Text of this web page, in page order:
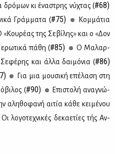
δρό­μων κι ένα­στρης νύ­χτας (#68)
Γράμ­μα­τα (#75)
Κομ­μά­τια
«Κου­ρέ­ας της Σε­βί­λης» και ο «Δον
πά­θη (#85)
Ο Μα­λαρ­
και άλ­λα δαι­μό­νια (#86)
Για μια μου­σι­κή επέ­λα­ση στη
(#90)
Επι­στο­λή ανα­γνώ­
αλη­θο­φα­νή αι­τία κά­θε κει­μέ­νου
Οι λο­γο­τε­χνι­κές δε­κα­ε­τί­ες τής Αν­